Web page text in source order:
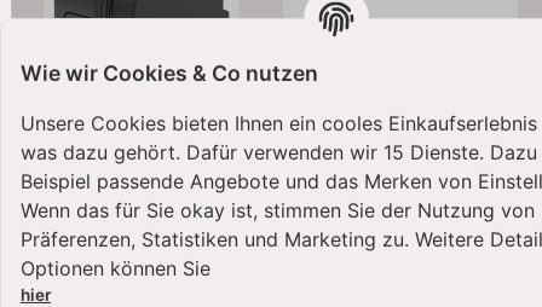
KitchenAid Go
Cordless Akku 12 V
64,99 €*
2 in 1 Teigschaber
ANTHRAZIT - Kitty
Professional
Wie wir Cookies & Co nutzen
Unsere Cookies bieten Ihnen ein cooles
was dazu gehört. Dafür verwenden wir 15 Dienste.
Beispiel passende Angebote und das Merken von
Wenn das für Sie okay ist, stimmen Sie der Nutzung
Präferenzen, Statistiken und Marketing zu. Weitere
Optionen können Sie
hier